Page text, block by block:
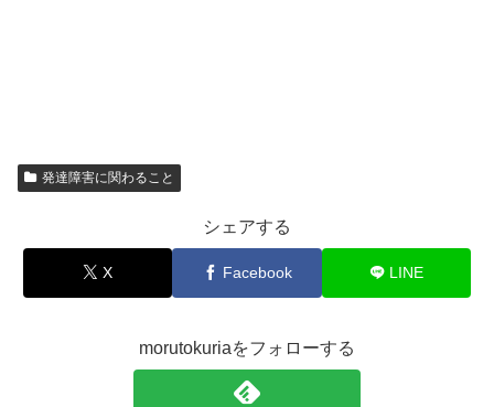
発達障害に関わること
シェアする
X Facebook LINE
morutokuriaをフォローする